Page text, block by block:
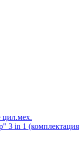
3 in 1 (комплектация